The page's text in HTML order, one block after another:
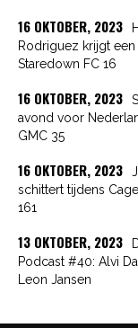
16 OKTOBER, 2023
Rodriguez krijgt
Staredown FC 16
16 OKTOBER, 2023
avond voor
GMC 35
16 OKTOBER, 2023
schittert tijdens
161
13 OKTOBER, 2023
Podcast #40: Alvi
Leon Jansen